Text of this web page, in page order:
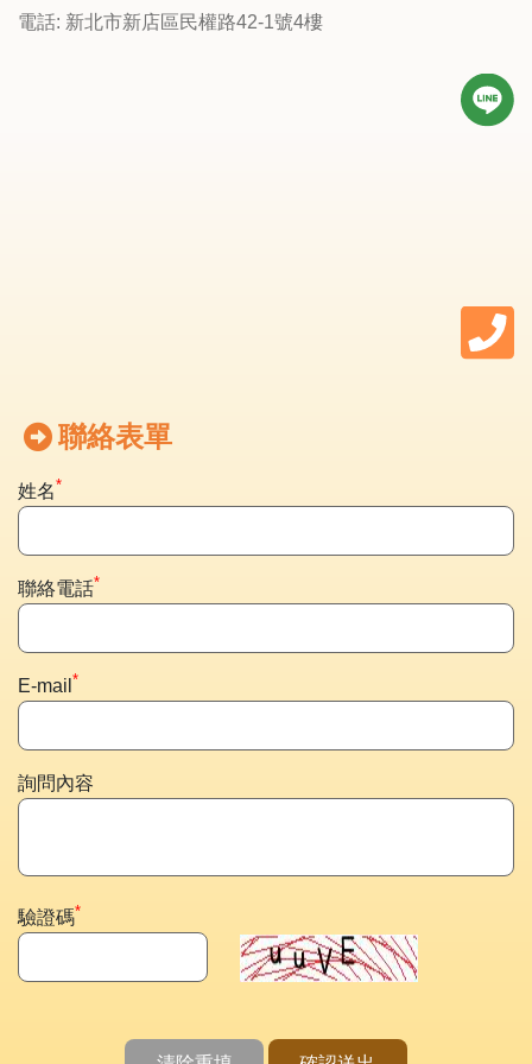
電話: 新北市新店區民權路42-1號4樓
聯絡表單
姓名*
聯絡電話*
E-mail *
詢問內容
驗證碼*